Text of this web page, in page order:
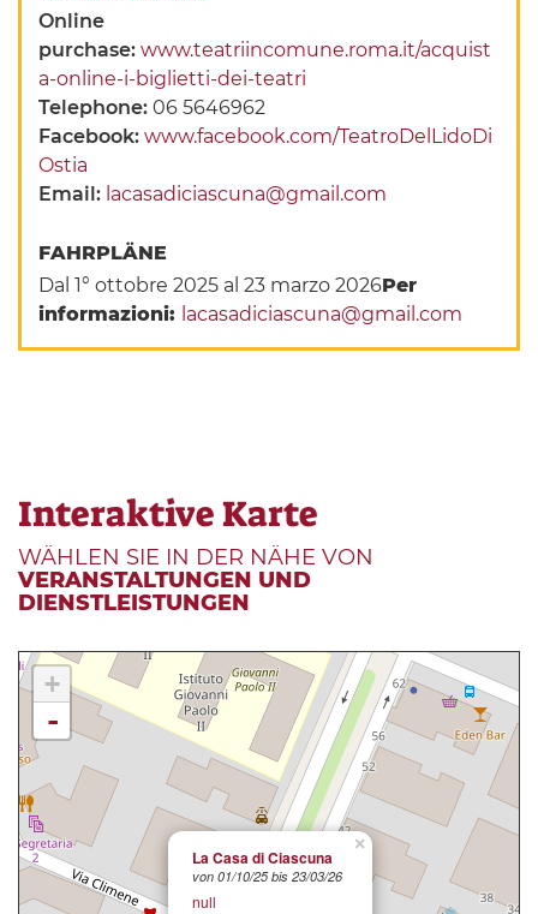
Online
purchase:www.teatriincomune.roma.it/acquist
a-online-i-biglietti-dei-teatri
Telephone:06 5646962
Facebook:www.facebook.com/TeatroDelLidoDi
Ostia
Email: lacasadiciascuna@gmail.com
FAHRPLÄNE
Dal 1° ottobre 2025 al 23 marzo 2026Per
informazioni: lacasadiciascuna@gmail.com
Interaktive Karte
WÄHLEN SIE IN DER NÄHE VON
VERANSTALTUNGEN UND
DIENSTLEISTUNGEN
×
La Casa di Ciascuna
von 01/10/25 bis 23/03/26
null
+
-